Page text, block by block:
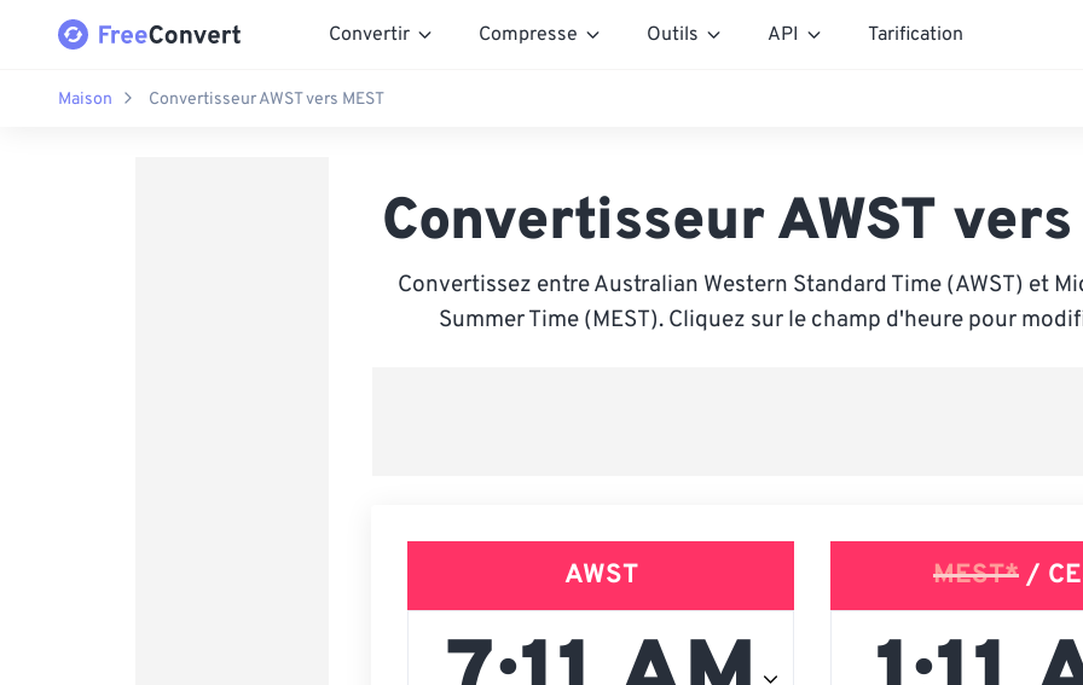
Convertir Compresse Outils API Tarification
Maison Convertisseur AWST vers MEST
Convertisseur AWST vers
Convertissez entre Australian Western Standard Time (AWST) et
Summer Time (MEST). Cliquez sur le champ d'heure pour
AWST MEST* /